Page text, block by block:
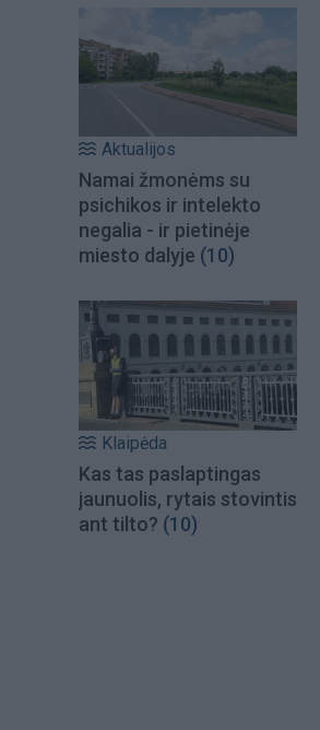
Aktualijos
Namai žmonėms su
psichikos ir intelekto
negalia - ir pietinėje
miesto dalyje (10)
Klaipėda
Kas tas paslaptingas
jaunuolis, rytais stovintis
ant tilto? (10)